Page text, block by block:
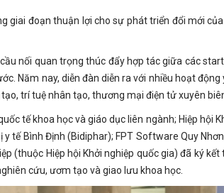
giai đoạn thuận lợi cho sự phát triển đổi mới
nối quan trọng thúc đẩy hợp tác giữa các
Năm nay, diễn đàn diễn ra với nhiều hoạt
trí tuệ nhân tạo, thương mại điện tử xuyên
tế khoa học và giáo dục liên ngành; Hiệp hội
tế Bình Định (Bidiphar); FPT Software Quy
(thuộc Hiệp hội Khởi nghiệp quốc gia) đã ký
cứu, ươm tạo và giao lưu khoa học.